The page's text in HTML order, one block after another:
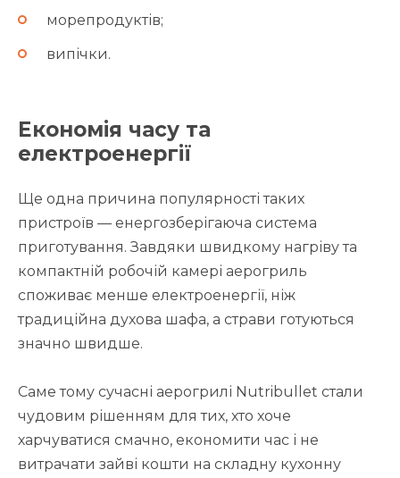
морепродуктів;
випічки.
Економія часу та
електроенергії
Ще одна причина популярності таких
пристроїв — енергозберігаюча система
приготування. Завдяки швидкому нагріву та
компактній робочій камері аерогриль
споживає менше електроенергії, ніж
традиційна духова шафа, а страви готуються
значно швидше.
Саме тому сучасні аерогрилі Nutribullet стали
чудовим рішенням для тих, хто хоче
харчуватися смачно, економити час і не
витрачати зайві кошти на складну кухонну